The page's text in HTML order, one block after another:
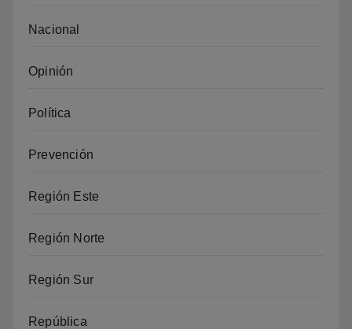
Nacional
Opinión
Política
Prevención
Región Este
Región Norte
Región Sur
República